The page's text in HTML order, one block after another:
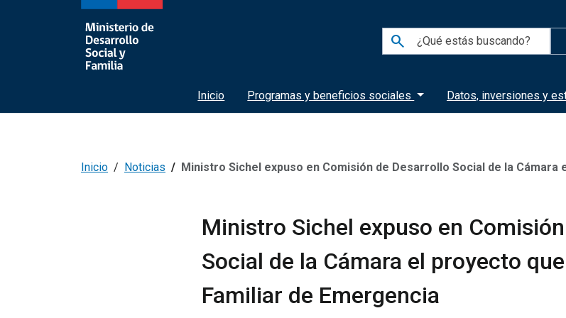
search
Inicio Programas y beneficios sociales Datos, inversiones y
Inicio Noticias Ministro Sichel expuso en Comisión de Desarrollo Social de la Cámara el proyecto que crea el Ingreso Familiar de
Ministro Sichel expuso en
Social de la Cámara el proyecto
Familiar de Emergencia